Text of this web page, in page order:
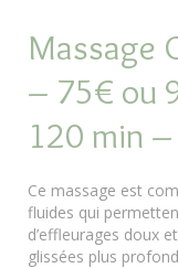
Massage
– 75€ ou
120 min
Ce massage est
fluides qui
d’effleurages doux
glissées plus